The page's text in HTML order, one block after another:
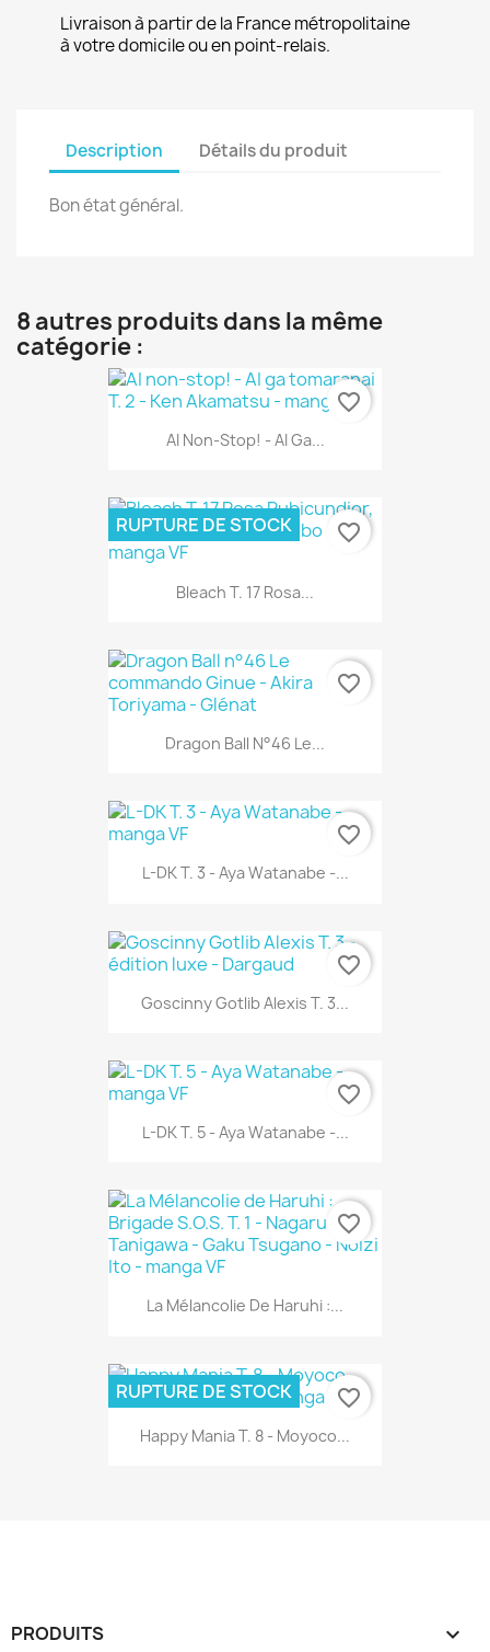
Livraison à partir de la France métropolitaine
à votre domicile ou en point-relais.
Description Détails du produit
Bon état général.
8 autres produits dans la même
catégorie :
AI Non-Stop! - AI Ga...
favorite_border
Bleach T. 17 Rosa...
RUPTURE DE STOCK favorite_border
Dragon Ball N°46 Le...
favorite_border
L-DK T. 3 - Aya Watanabe -...
favorite_border
Goscinny Gotlib Alexis T. 3...
favorite_border
L-DK T. 5 - Aya Watanabe -...
favorite_border
La Mélancolie De Haruhi :...
favorite_border
Happy Mania T. 8 - Moyoco...
RUPTURE DE STOCK favorite_border
PRODUITS 